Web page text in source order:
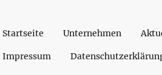
Startseite Unternehmen
Impressum